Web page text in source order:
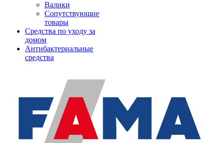
Валики
Сопутствующие
товары
Средства по уходу за
домом
Антибактериальные
средства